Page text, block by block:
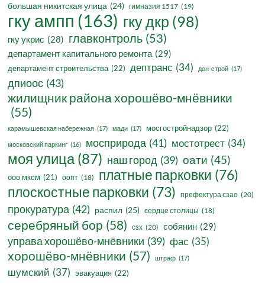
большая никитская улица (24) гимназия 1517 (19)
гку ампп (163) гку дкр (98)
гку укрис (28) главконтроль (53)
департамент капитального ремонта (29)
департамент строительства (22) дептранс (34) дон-строй (17)
дпиоос (43)
жилищник района хорошёво-мнёвники
(55)
карамышевская набережная (17) мади (17) мосгостройнадзор (22)
московский паркинг (16) мосприрода (41) мостотрест (34)
моя улица(87) наш город (39) оати (45)
ооо мксм (21) оопт (18) платные парковки (76)
плоскостные парковки (73) префектура сзао (20)
прокуратура (42) распил (25) сердце столицы (18)
серебряный бор (58) сзх (20) собянин (29)
управа хорошёво-мнёвники (39) фас (35)
хорошёво-мнёвники (57) штраф (17)
шумский (37) эвакуация (22)